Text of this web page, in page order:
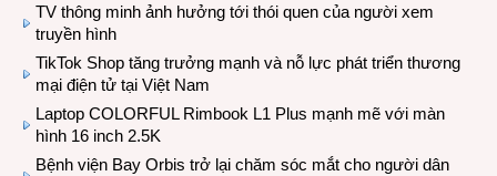
TV thông minh ảnh hưởng tới thói quen của người xem
truyền hình
TikTok Shop tăng trưởng mạnh và nỗ lực phát triển thương
mại điện tử tại Việt Nam
Laptop COLORFUL Rimbook L1 Plus mạnh mẽ với màn
hình 16 inch 2.5K
Bệnh viện Bay Orbis trở lại chăm sóc mắt cho người dân